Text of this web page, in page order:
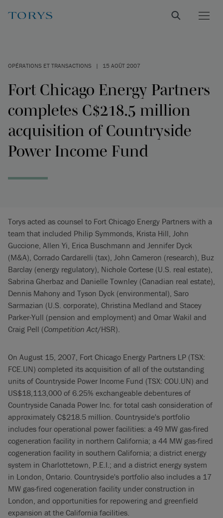
OPÉRATIONS ET TRANSACTIONS | 15 AOÛT 2007
Fort Chicago Energy Partners
completes C$218.5 million
acquisition of Countryside
Power Income Fund
Torys acted as counsel to Fort Chicago Energy Partners with a
team that included Philip Symmonds, Krista Hill, John
Guccione, Allen Yi, Erica Buschmann and Jennifer Dyck
(M&A), Corrado Cardarelli (tax), John Cameron (research), Buz
Barclay (energy regulatory), Nichole Cortese (U.S. real estate),
Sabrina Gherbaz and Danielle Townley (Canadian real estate),
Dennis Mahony and Tyson Dyck (environmental), Saro
Sarmazian (U.S. corporate), Christina Medland and Stacey
Parker-Yull (pension and employment) and Omar Wakil and
Craig Pell (Competition Act/HSR).
On August 15, 2007, Fort Chicago Energy Partners LP (TSX:
FCE.UN) completed its acquisition of all of the outstanding
units of Countryside Power Income Fund (TSX: COU.UN) and
US$18,113,000 of 6.25% exchangeable debentures of
Countryside Canada Power Inc. for total cash consideration of
approximately C$218.5 million. Countryside's portfolio
includes four operational power facilities: a 49 MW gas-fired
cogeneration facility in northern California; a 44 MW gas-fired
cogeneration facility in southern California; a district energy
system in Charlottetown, P.E.I.; and a district energy system
in London, Ontario. Countryside's portfolio also includes a 17
MW gas-fired cogeneration facility under construction in
London, and opportunities for repowering and greenfield
expansion at the California facilities.